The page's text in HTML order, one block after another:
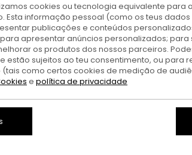
cookies ou tecnologia equivalente
Esta informação pessoal (como os teus
publicações e conteúdos
apresentar anúncios personalizados; para
os produtos dos nossos parceiros.
estão sujeitos ao teu consentimento, ou para
como certos cookies de medição de
e política de privacidade